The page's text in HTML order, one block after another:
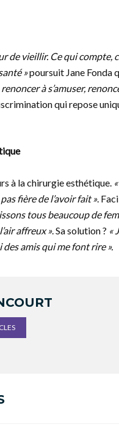
de vieillir. Ce qui compte,
»poursuit Jane Fonda
à s’amuser,
qui repose
à la chirurgie esthétique.
fière de l’avoir fait ».
tous beaucoup de
affreux ». Sa solution ? «
des amis qui me font rire ».